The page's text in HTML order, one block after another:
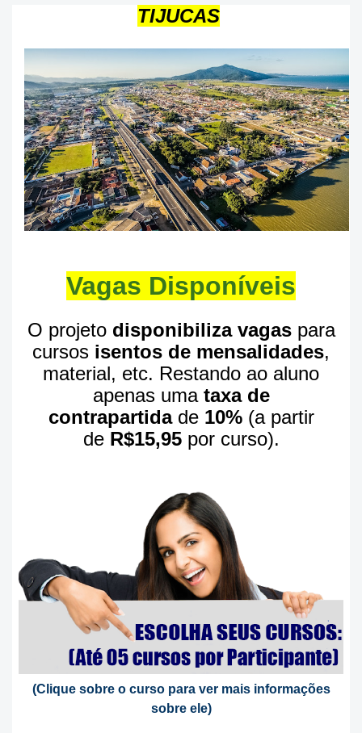
TIJUCAS
Vagas Disponíveis
O projeto disponibiliza vagas para
cursos isentos de mensalidades,
material, etc. Restando ao aluno
apenas uma taxa de
contrapartidade 10%(a partir
de R$15,95por curso).
(Clique sobre o curso para ver mais informações
sobre ele)